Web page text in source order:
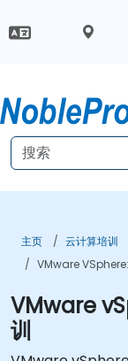
主页 云计算培训
VMware
VMware
训